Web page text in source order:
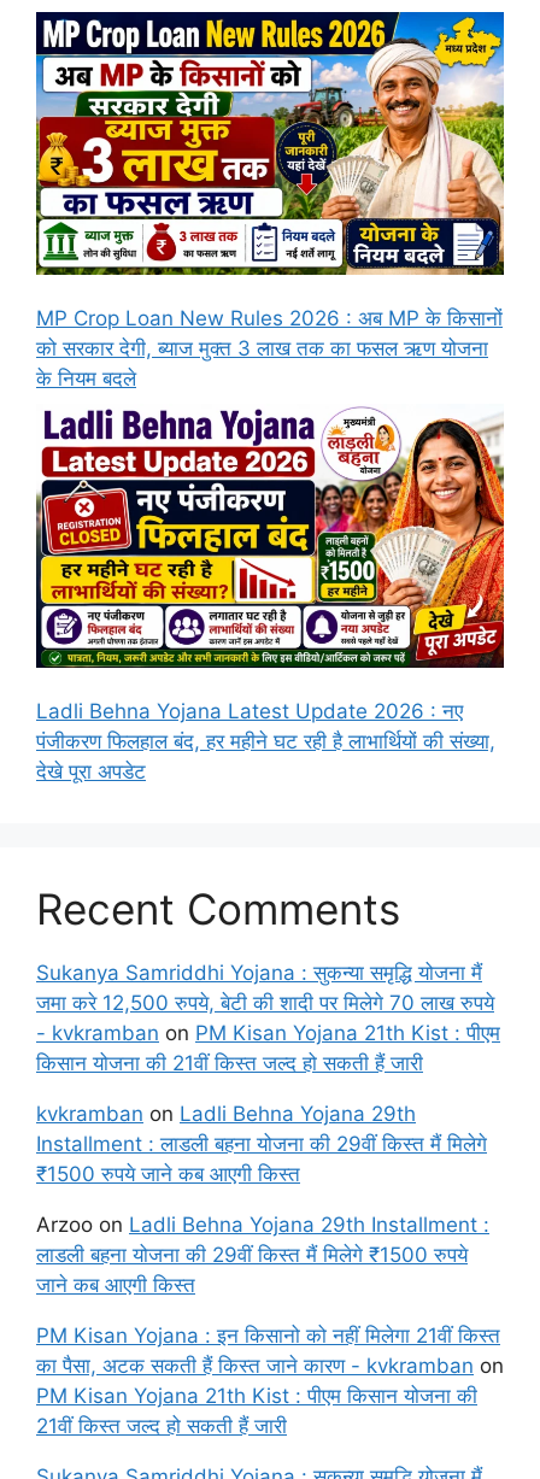
MP Crop Loan New Rules 2026 : अब MP के किसानों
को सरकार देगी, ब्याज मुक्त 3 लाख तक का फसल ऋण योजना
के नियम बदले
Ladli Behna Yojana Latest Update 2026 : नए
पंजीकरण फिलहाल बंद, हर महीने घट रही है लाभार्थियों की संख्या,
देखे पूरा अपडेट
Recent Comments
Sukanya Samriddhi Yojana : सुकन्या समृद्धि योजना मैं
जमा करे 12,500 रुपये, बेटी की शादी पर मिलेगे 70 लाख रुपये
- kvkramban on PM Kisan Yojana 21th Kist : पीएम
किसान योजना की 21वीं किस्त जल्द हो सकती हैं जारी
kvkramban on Ladli Behna Yojana 29th
Installment : लाडली बहना योजना की 29वीं किस्त मैं मिलेगे
₹1500 रुपये जाने कब आएगी किस्त
Arzoo on Ladli Behna Yojana 29th Installment :
लाडली बहना योजना की 29वीं किस्त मैं मिलेगे ₹1500 रुपये
जाने कब आएगी किस्त
PM Kisan Yojana : इन किसानो को नहीं मिलेगा 21वीं किस्त
का पैसा, अटक सकती हैं किस्त जाने कारण - kvkramban on
PM Kisan Yojana 21th Kist : पीएम किसान योजना की
21वीं किस्त जल्द हो सकती हैं जारी